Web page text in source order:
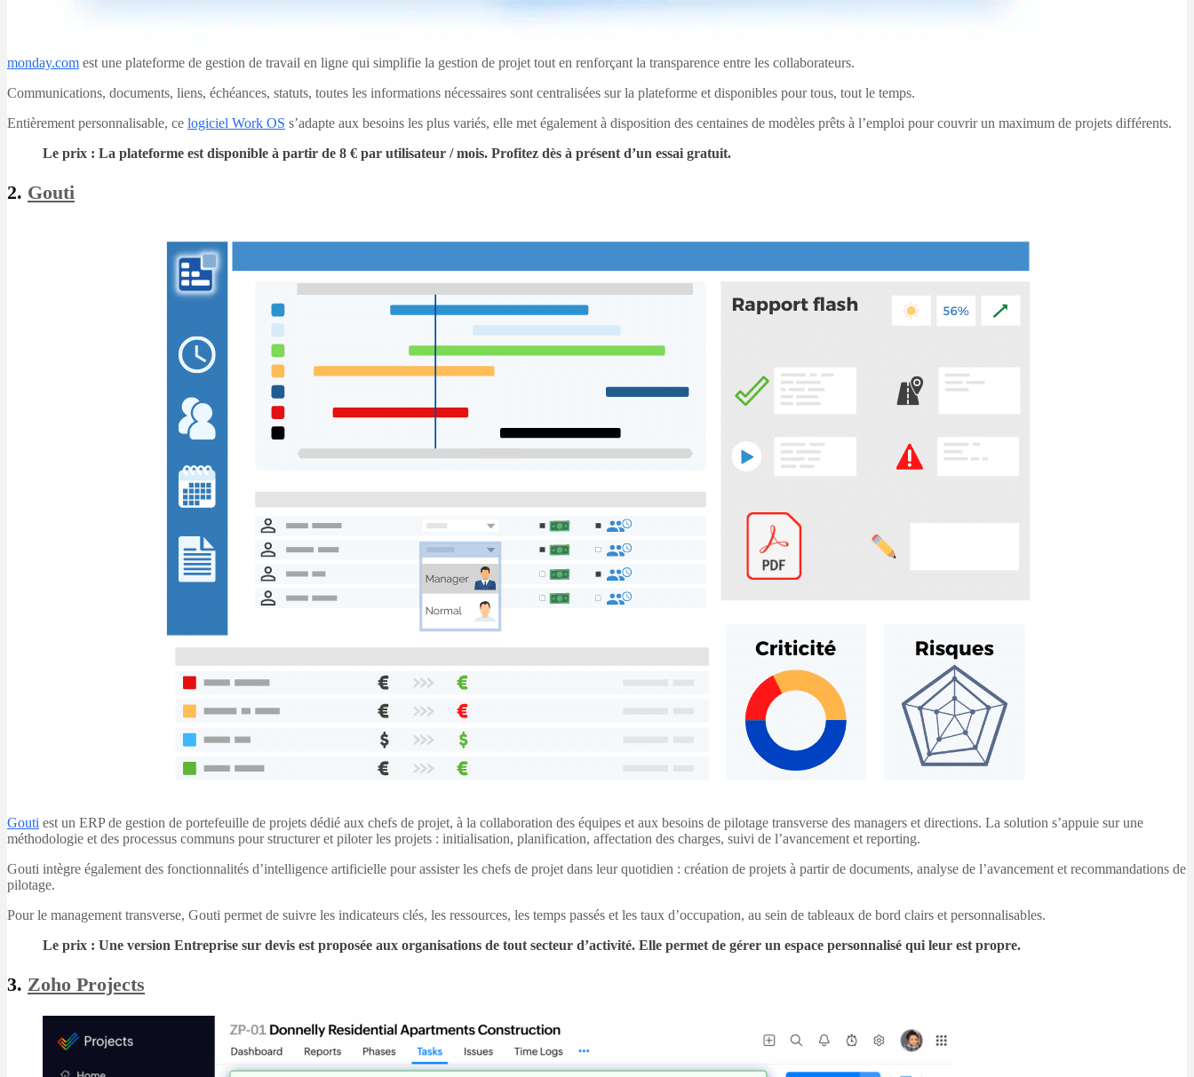
monday.com est une plateforme de gestion de travail en ligne qui simplifie la gestion de projet tout en renforçant la transparence entre les collaborateurs.
Communications, documents, liens, échéances, statuts, toutes les informations nécessaires sont centralisées sur la plateforme et disponibles pour tous, tout le temps.
Entièrement personnalisable, ce logiciel Work OS s’adapte aux besoins les plus variés, elle met également à disposition des centaines de modèles prêts à l’emploi pour couvrir un maximum de projets différents.
Le prix : La plateforme est disponible à partir de 8 € par utilisateur / mois. Profitez dès à présent d’un essai gratuit.
2. Gouti
Gouti est un ERP de gestion de portefeuille de projets dédié aux chefs de projet, à la collaboration des équipes et aux besoins de pilotage transverse des managers et directions. La solution s’appuie sur une
méthodologie et des processus communs pour structurer et piloter les projets : initialisation, planification, affectation des charges, suivi de l’avancement et reporting.
Gouti intègre également des fonctionnalités d’intelligence artificielle pour assister les chefs de projet dans leur quotidien : création de projets à partir de documents, analyse de l’avancement et recommandations de
pilotage.
Pour le management transverse, Gouti permet de suivre les indicateurs clés, les ressources, les temps passés et les taux d’occupation, au sein de tableaux de bord clairs et personnalisables.
Le prix : Une version Entreprise sur devis est proposée aux organisations de tout secteur d’activité. Elle permet de gérer un espace personnalisé qui leur est propre.
3. Zoho Projects